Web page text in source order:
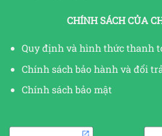
CHÍNH SÁCH CỦA
Quy định và hình thức thanh
Chính sách bảo hành và đổi
Chính sách bảo mật